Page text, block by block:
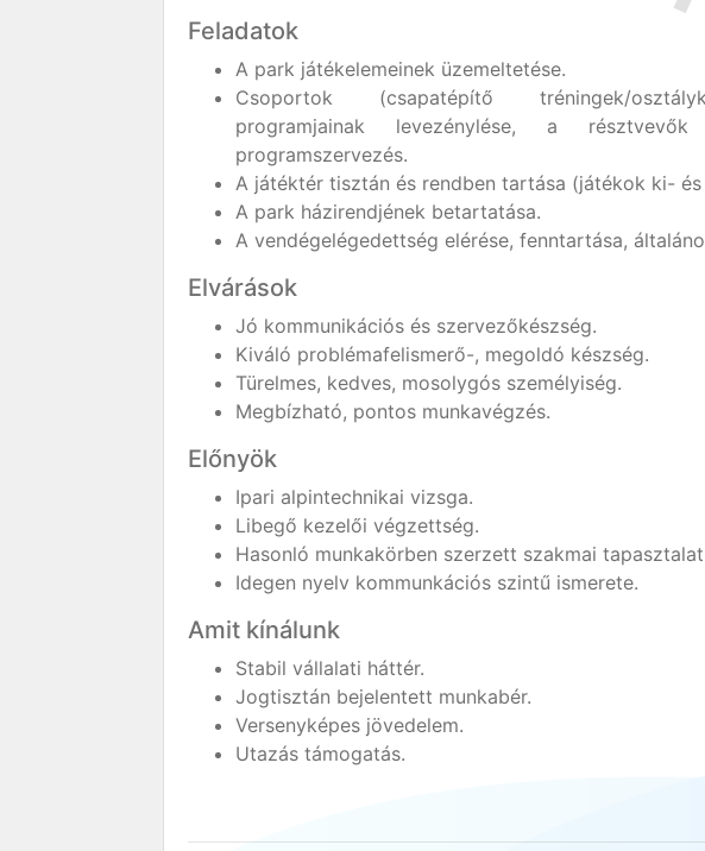
Feladatok
A park játékelemeinek üzemeltetése.
Csoportok (csapatépítő tréningek/
programjainak levezénylése, a
programszervezés.
A játéktér tisztán és rendben tartása (játékok ki-
A park házirendjének betartatása.
A vendégelégedettség elérése, fenntartása,
Elvárások
Jó kommunikációs és szervezőkészség.
Kiváló problémafelismerő-, megoldó készség.
Türelmes, kedves, mosolygós személyiség.
Megbízható, pontos munkavégzés.
Előnyök
Ipari alpintechnikai vizsga.
Libegő kezelői végzettség.
Hasonló munkakörben szerzett szakmai
Idegen nyelv kommunkációs szintű ismerete.
Amit kínálunk
Stabil vállalati háttér.
Jogtisztán bejelentett munkabér.
Versenyképes jövedelem.
Utazás támogatás.